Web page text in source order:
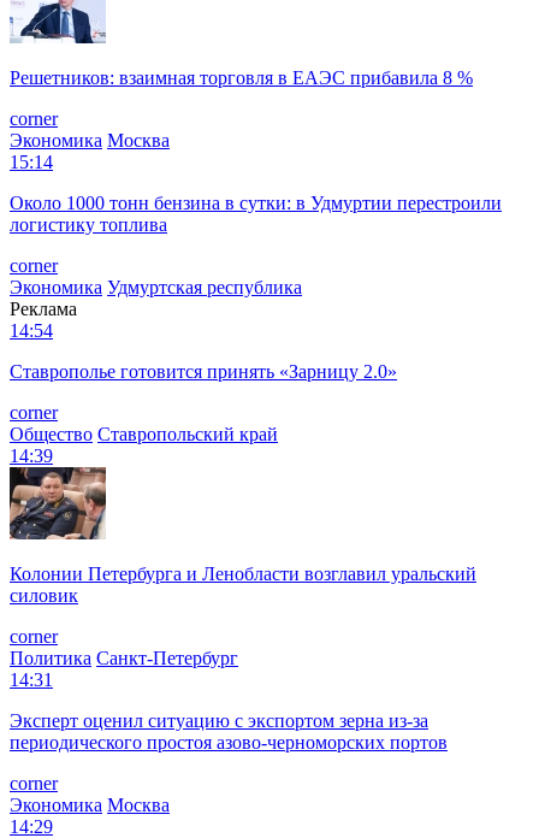
Решетников: взаимная торговля в ЕАЭС прибавила 8 %
corner
Экономика Москва
15:14
Около 1000 тонн бензина в сутки: в Удмуртии перестроили
логистику топлива
corner
Экономика Удмуртская республика
Реклама
14:54
Ставрополье готовится принять «Зарницу 2.0»
corner
Общество Ставропольский край
14:39
Колонии Петербурга и Ленобласти возглавил уральский
силовик
corner
Политика Санкт-Петербург
14:31
Эксперт оценил ситуацию с экспортом зерна из-за
периодического простоя азово-черноморских портов
corner
Экономика Москва
14:29